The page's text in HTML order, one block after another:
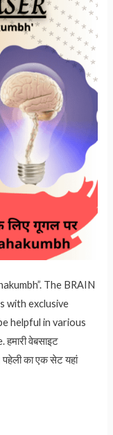
The BRAIN
with exclusive
helpful in various
वेबसाइट
का एक सेट यहां